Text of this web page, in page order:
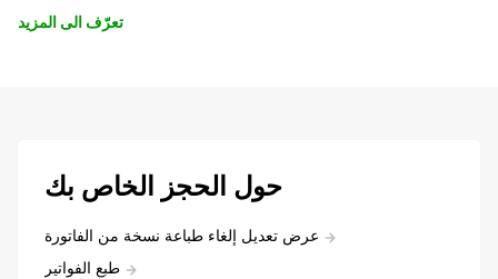
تعرّف الى المزيد
حول الحجز الخاص بك
عرض تعديل إلغاء طباعة نسخة من الفاتورة
طبع الفواتير